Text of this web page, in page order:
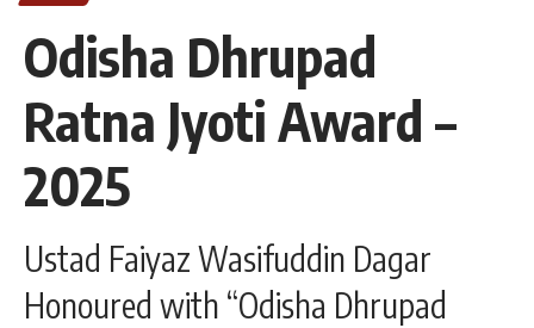
Odisha Dhrupad
Ratna Jyoti Award –
2025
Ustad Faiyaz Wasifuddin Dagar
Honoured with “Odisha Dhrupad